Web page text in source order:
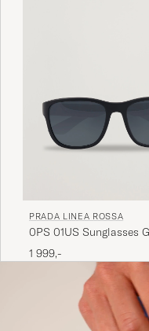
PRADA LINEA ROSSA
0PS 01US Sunglasses
1 999,-